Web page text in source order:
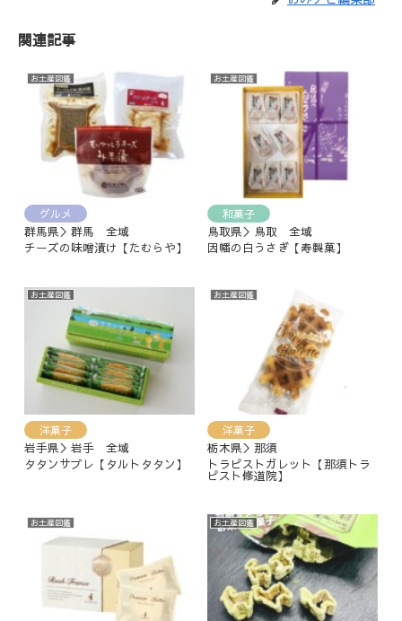
関連記事
お土産図鑑
グルメ
群馬県＞群馬 全域
チーズの味噌漬け【たむらや】
お土産図鑑
和菓子
鳥取県＞鳥取 全域
因幡の白うさぎ【寿製菓】
お土産図鑑
洋菓子
岩手県＞岩手 全域
タタンサブレ【タルトタタン】
お土産図鑑
洋菓子
栃木県＞那須
トラピストガレット【那須トラ
ピスト修道院】
お土産図鑑 お土産図鑑